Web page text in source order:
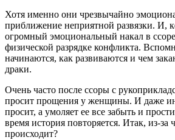
Хотя именно они чрезвычайно
приближение неприятной развязки. И,
огромный эмоциональный накал в
физической разрядке конфликта.
начинаются, как развиваются и чем
драки.
Очень часто после ссоры с
просит прощения у женщины. И даже
просит, а умоляет ее все забыть и
время история повторяется. Итак, из-за
происходит?